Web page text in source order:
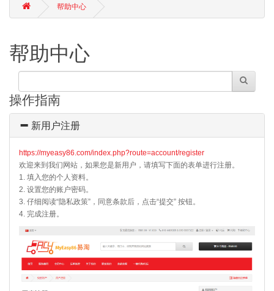
帮助中心
帮助中心
操作指南
新用户注册
https://myeasy86.com/index.php?route=account/register
欢迎来到我们网站，如果您是新用户，请填写下面的表单进行注册。
1. 填入您的个人资料。
2. 设置您的账户密码。
3. 仔细阅读“隐私政策”，同意条款后，点击“提交” 按钮。
4. 完成注册。